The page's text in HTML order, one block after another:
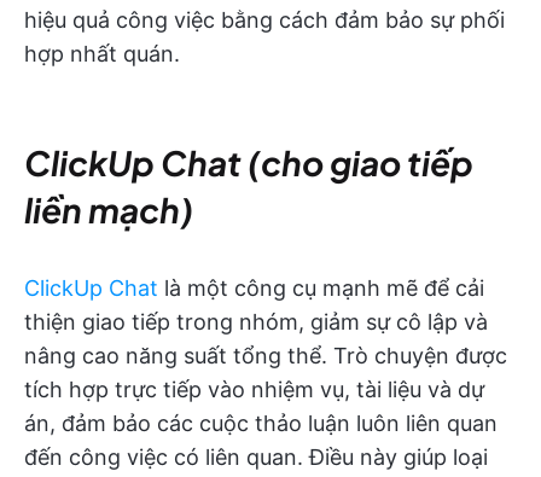
hiệu quả công việc bằng cách đảm bảo sự phối
hợp nhất quán.
ClickUp Chat (cho giao tiếp
liền mạch)
ClickUp Chat là một công cụ mạnh mẽ để cải
thiện giao tiếp trong nhóm, giảm sự cô lập và
nâng cao năng suất tổng thể. Trò chuyện được
tích hợp trực tiếp vào nhiệm vụ, tài liệu và dự
án, đảm bảo các cuộc thảo luận luôn liên quan
đến công việc có liên quan. Điều này giúp loại